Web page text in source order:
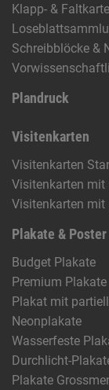
Klapp- &
Schreibblöcke &
Plandruck
Visitenkarten
Visitenkarten
Visitenkarten mit
Visitenkarten mit
Plakate & Poster
Budget Plakate
Premium Plakate
Plakat mit
Neonplakate
Wasserfeste
Durchlicht-
Plakate